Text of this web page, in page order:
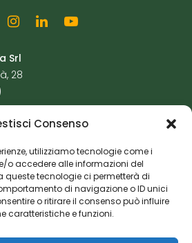
Consenso
utilizziamo tecnologie come i
o accedere alle informazioni del
queste tecnologie ci permetterà di
di navigazione o ID unici
o ritirare il consenso può influire
caratteristiche e funzioni.
Srl
28